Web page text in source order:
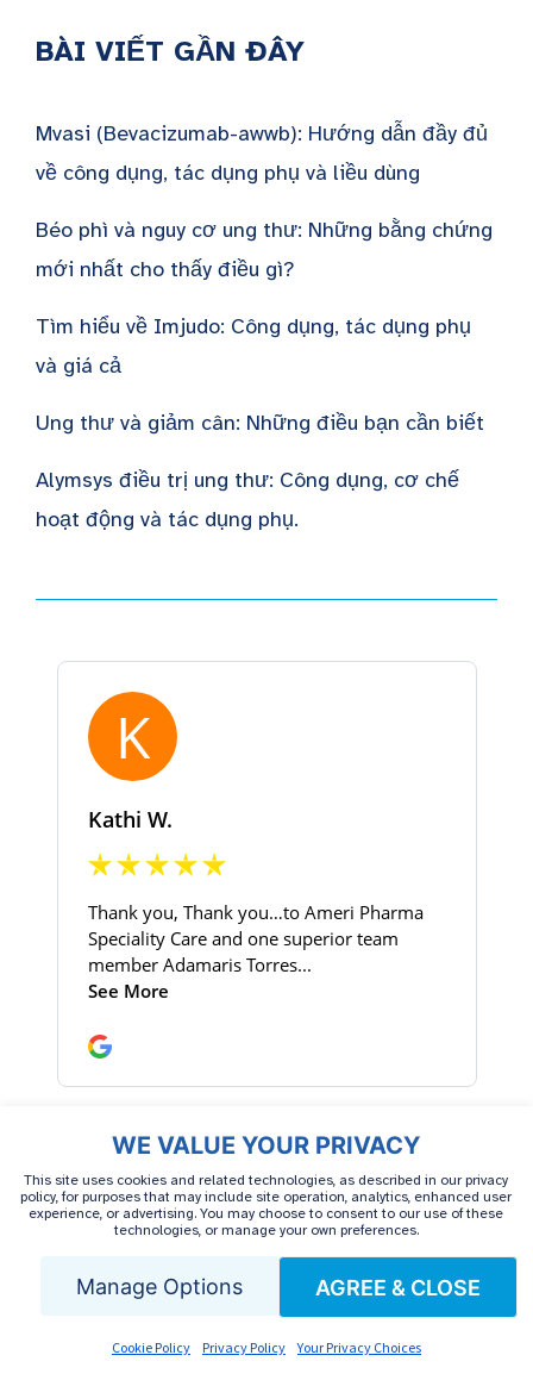
WE VALUE YOUR PRIVACY
This site uses cookies and related technologies, as described in our privacy
policy, for purposes that may include site operation, analytics, enhanced user
experience, or advertising. You may choose to consent to our use of these
technologies, or manage your own preferences.
Manage Options AGREE & CLOSE
Cookie Policy Privacy Policy Your Privacy Choices
BÀI VIẾT GẦN ĐÂY
Mvasi (Bevacizumab-awwb): Hướng dẫn đầy đủ
về công dụng, tác dụng phụ và liều dùng
Béo phì và nguy cơ ung thư: Những bằng chứng
mới nhất cho thấy điều gì?
Tìm hiểu về Imjudo: Công dụng, tác dụng phụ
và giá cả
Ung thư và giảm cân: Những điều bạn cần biết
Alymsys điều trị ung thư: Công dụng, cơ chế
hoạt động và tác dụng phụ.
THỂ LOẠI